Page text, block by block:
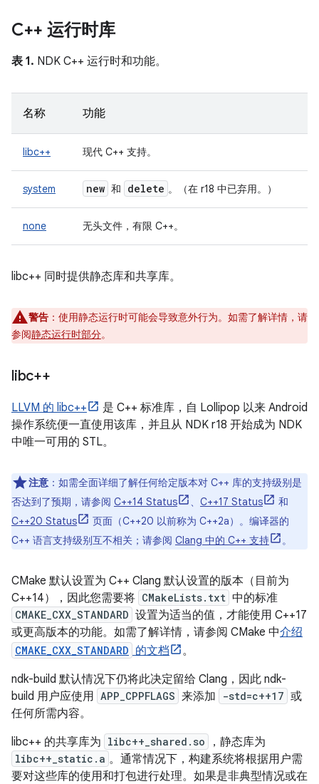
C++ 运行时库
表 1. NDK C++ 运行时和功能。
名称 功能
libc++ 现代 C++ 支持。
system new 和 delete 。（在 r18 中已弃用。）
none 无头文件，有限 C++。
libc++ 同时提供静态库和共享库。
警告 ：使用静态运行时可能会导致意外行为。如需了解详情，请
参阅静态运行时部分。
libc++
LLVM 的 libc++
是 C++ 标准库，自 Lollipop 以来 Android
操作系统便一直使用该库，并且从 NDK r18 开始成为 NDK
中唯一可用的 STL。
注意 ：如需全面详细了解任何给定版本对 C++ 库的支持级别是
否达到了预期，请参阅 C++14 Status 、 C++17 Status
和
C++20 Status
页面 （C++20 以前称为 C++2a）。编译器的
C++ 语言支持级别互不相关；请参阅 Clang 中的 C++ 支持 。
CMake 默认设置为 C++ Clang 默认设置的版本（目前为
C++14），因此您需要将 CMakeLists.txt 中的标准
CMAKE_CXX_STANDARD 设置为适当的值，才能使用 C++17
或更高版本的功能。如需了解详情，请参阅 CMake 中介绍
CMAKE_CXX_STANDARD 的文档
。
ndk-build 默认情况下仍将此决定留给 Clang，因此 ndk-
build 用户应使用 APP_CPPFLAGS 来添加 -std=c++17 或
任何所需内容。
libc++ 的共享库为 libc++_shared.so ，静态库为
libc++_static.a 。通常情况下，构建系统将根据用户需
要对这些库的使用和打包进行处理。如果是非典型情况或在